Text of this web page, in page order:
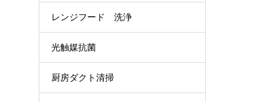
レンジフード 洗浄
光触媒抗菌
厨房ダクト清掃